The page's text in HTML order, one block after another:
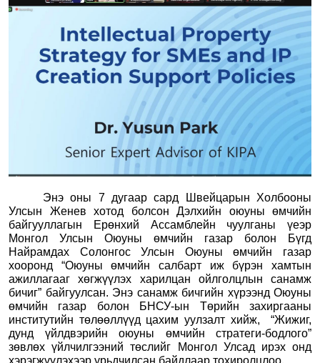
Энэ оны 7 дугаар сард Швейцарын Холбооны
Улсын Женев хотод болсон Дэлхийн оюуны өмчийн
байгууллагын Ерөнхий Ассамблейн чуулганы үеэр
Монгол Улсын Оюуны өмчийн газар болон Бүгд
Найрамдах Солонгос Улсын Оюуны өмчийн газар
хооронд “Оюуны өмчийн салбарт иж бүрэн хамтын
ажиллагааг хөгжүүлэх харилцан ойлголцлын санамж
бичиг” байгуулсан. Энэ санамж бичгийн хүрээнд Оюуны
өмчийн газар болон БНСУ-ын Төрийн захиргааны
институтийн төлөөллүүд цахим уулзалт хийж,
“Жижиг,
дунд үйлдвэрийн оюуны өмчийн стратеги-бодлого”
зөвлөх үйлчилгээний төслийг Монгол Улсад ирэх онд
хэрэгжүүлэхээр урьдчилсан байдлаар тохиролцлоо.